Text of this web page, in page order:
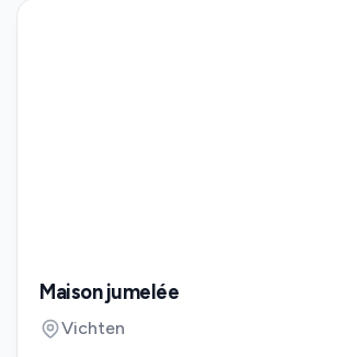
Maison jumelée
Vichten